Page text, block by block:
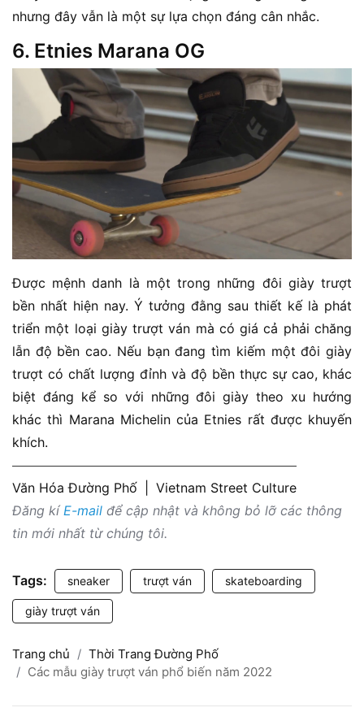
nhưng đây vẫn là một sự lựa chọn đáng cân nhắc.
6. Etnies Marana OG
Được mệnh danh là một trong những đôi giày trượt
bền nhất hiện nay. Ý tưởng đằng sau thiết kế là phát
triển một loại giày trượt ván mà có giá cả phải chăng
lẫn độ bền cao. Nếu bạn đang tìm kiếm một đôi giày
trượt có chất lượng đỉnh và độ bền thực sự cao, khác
biệt đáng kể so với những đôi giày theo xu hướng
khác thì Marana Michelin của Etnies rất được khuyến
khích.
Văn Hóa Đường Phố
Vietnam Street Culture
Đăng kíE-mail để cập nhật và không bỏ lỡ các thông
tin mới nhất từ chúng tôi.
Tags: sneaker trượt ván skateboarding
giày trượt ván
Trang chủ
Thời Trang Đường Phố
Các mẫu giày trượt ván phổ biến năm 2022